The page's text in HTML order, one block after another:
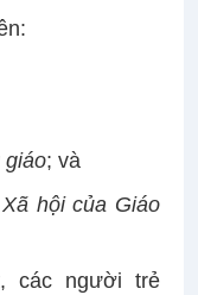
giáo; và
hội của Giáo
các người trẻ